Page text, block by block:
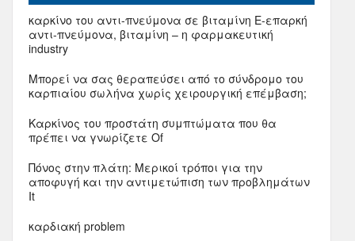
καρκίνο του αντι-πνεύμονα σε βιταμίνη Ε-επαρκή
αντι-πνεύμονα, βιταμίνη – η φαρμακευτική
industry
Μπορεί να σας θεραπεύσει από το σύνδρομο του
καρπιαίου σωλήνα χωρίς χειρουργική επέμβαση;
Καρκίνος του προστάτη συμπτώματα που θα
πρέπει να γνωρίζετε Of
Πόνος στην πλάτη: Μερικοί τρόποι για την
αποφυγή και την αντιμετώπιση των προβλημάτων
It
καρδιακή problem